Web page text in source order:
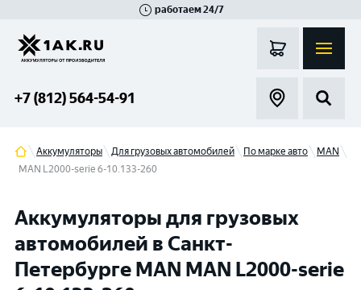
работаем 24/7
+7 (812) 564-54-91
Аккумуляторы Для грузовых автомобилей По марке авто
MAN
MAN L2000-serie 6-10.133-260
Аккумуляторы для грузовых
автомобилей в Санкт-
Петербурге MAN MAN L2000-serie
Гатчина